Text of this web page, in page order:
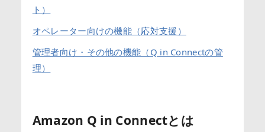
ト）
オペレーター向けの機能（応対支援）
管理者向け・その他の機能（Q in Connectの管
理）
Amazon Q in Connectとは